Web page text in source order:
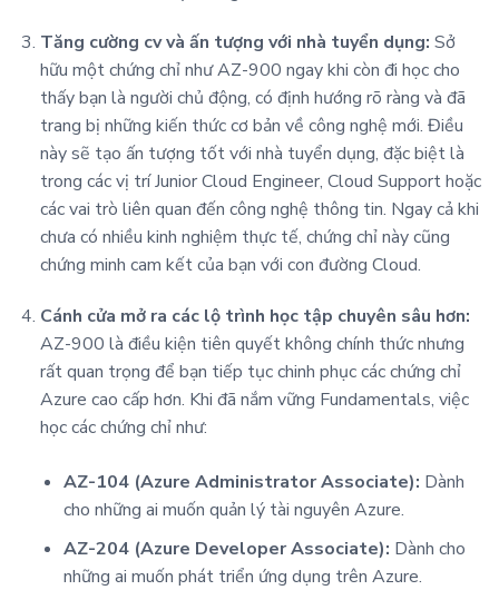
Tăng cường cv và ấn tượng với nhà tuyển dụng: Sở
hữu một chứng chỉ như AZ-900 ngay khi còn đi học cho
thấy bạn là người chủ động, có định hướng rõ ràng và đã
trang bị những kiến thức cơ bản về công nghệ mới. Điều
này sẽ tạo ấn tượng tốt với nhà tuyển dụng, đặc biệt là
trong các vị trí Junior Cloud Engineer, Cloud Support hoặc
các vai trò liên quan đến công nghệ thông tin. Ngay cả khi
chưa có nhiều kinh nghiệm thực tế, chứng chỉ này cũng
chứng minh cam kết của bạn với con đường Cloud.
Cánh cửa mở ra các lộ trình học tập chuyên sâu hơn:
AZ-900 là điều kiện tiên quyết không chính thức nhưng
rất quan trọng để bạn tiếp tục chinh phục các chứng chỉ
Azure cao cấp hơn. Khi đã nắm vững Fundamentals, việc
học các chứng chỉ như:
AZ-104 (Azure Administrator Associate): Dành
cho những ai muốn quản lý tài nguyên Azure.
AZ-204 (Azure Developer Associate): Dành cho
những ai muốn phát triển ứng dụng trên Azure.